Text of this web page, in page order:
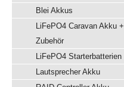
Blei Akkus
LiFePO4 Caravan Akku +
Zubehör
LiFePO4 Starterbatterien
Lautsprecher Akku